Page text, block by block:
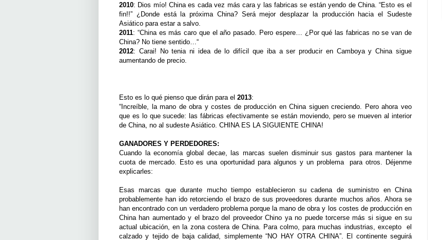
2010: Dios mío! China es cada vez más cara y las fabricas se están yendo de China. “Esto es el
fin!!” ¿Donde está la próxima China? Será mejor desplazar la producción hacia el Sudeste
Asiático para estar a salvo.
2011: “China es más caro que el año pasado. Pero espere… ¿Por qué las fabricas no se van de
China? No tiene sentido…“
2012: Carai! No tenia ni idea de lo difícil que iba a ser producir en Camboya y China sigue
aumentando de precio.
Esto es lo qué pienso que dirán para el 2013:
“Increíble, la mano de obra y costes de producción en China siguen creciendo. Pero ahora veo
que es lo que sucede: las fábricas efectivamente se están moviendo, pero se mueven al interior
de China, no al sudeste Asiático. CHINA ES LA SIGUIENTE CHINA!
GANADORES Y PERDEDORES:
Cuando la economía global decae, las marcas suelen disminuir sus gastos para mantener la
cuota de mercado. Esto es una oportunidad para algunos y un problema para otros. Déjenme
explicarles:
Esas marcas que durante mucho tiempo establecieron su cadena de suministro en China
probablemente han ido retorciendo el brazo de sus proveedores durante muchos años. Ahora se
han encontrado con un verdadero problema porque la mano de obra y los costes de producción en
China han aumentado y el brazo del proveedor Chino ya no puede torcerse más si sigue en su
actual ubicación, en la zona costera de China. Para colmo, para muchas industrias, excepto el
calzado y tejido de baja calidad, simplemente “NO HAY OTRA CHINA”. El continente seguirá